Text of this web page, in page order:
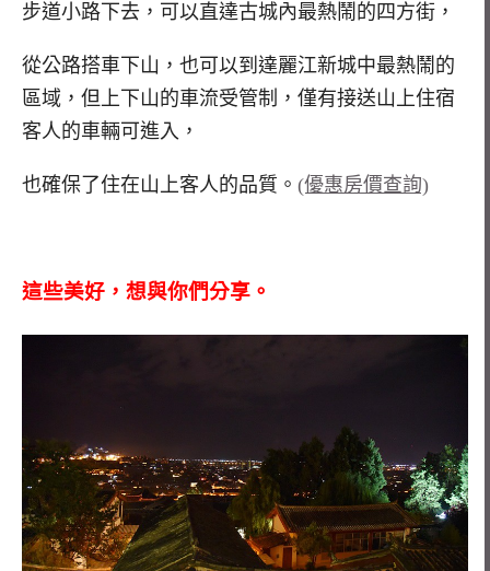
步道小路下去，可以直達古城內最熱鬧的四方街，
從公路搭車下山，也可以到達麗江新城中最熱鬧的
區域，但上下山的車流受管制，僅有接送山上住宿
客人的車輛可進入，
也確保了住在山上客人的品質。 (優惠房價查詢)
這些美好，想與你們分享。